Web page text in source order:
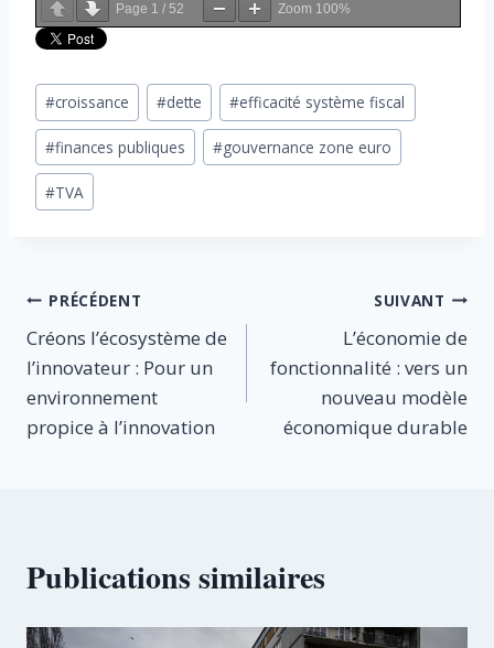
Page 1 / 52 Zoom 100%
Étiquettes
de
la
publication :
#croissance #dette #efficacité système fiscal
#finances publiques #gouvernance zone euro
#TVA
Navigation
de
l’article
PRÉCÉDENT
Créons l’écosystème de
l’innovateur : Pour un
environnement
propice à l’innovation
SUIVANT
L’économie de
fonctionnalité : vers un
nouveau modèle
économique durable
Publications similaires